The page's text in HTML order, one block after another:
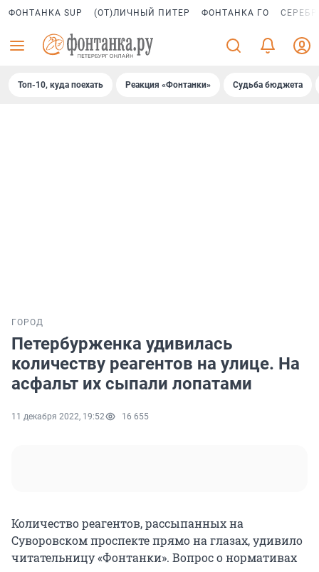
ФОНТАНКА SUP (ОТ)ЛИЧНЫЙ ПИТЕР ФОНТАНКА ГО
Топ-10, куда поехать Реакция «Фонтанки» Судьба бюджета
ГОРОД
Петербурженка удивилась
количеству реагентов на улице. На
асфальт их сыпали лопатами
11 декабря 2022, 19:52 16 655
Количество реагентов, рассыпанных на
Суворовском проспекте прямо на глазах, удивило
читательницу «Фонтанки». Вопрос о нормативах